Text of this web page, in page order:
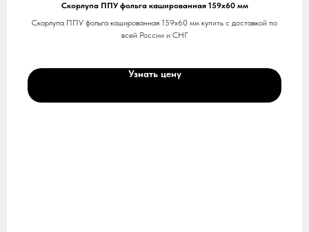
Скорлупа ППУ фольга кашированная 159х60 мм
Скорлупа ППУ фольга кашированная 159х60 мм купить с доставкой по
всей России и СНГ
Узнать цену